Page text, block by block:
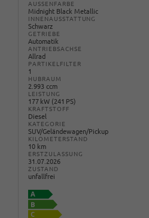
AUSSENFARBE
Midnight Black Metallic
INNENAUSSTATTUNG
Schwarz
GETRIEBE
Automatik
ANTRIEBSACHSE
Allrad
PARTIKELFILTER
1
HUBRAUM
2.993 ccm
LEISTUNG
177 kW (241 PS)
KRAFTSTOFF
Diesel
KATEGORIE
SUV/Geländewagen/Pickup
KILOMETERSTAND
10 km
ERSTZULASSUNG
31.07.2026
ZUSTAND
unfallfrei